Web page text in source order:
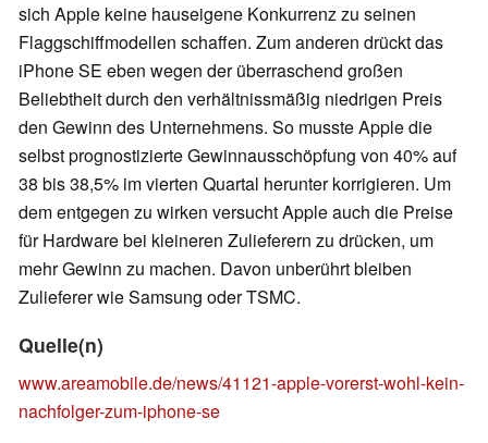
sich Apple keine hauseigene Konkurrenz zu seinen
Flaggschiffmodellen schaffen. Zum anderen drückt das
iPhone SE eben wegen der überraschend großen
Beliebtheit durch den verhältnissmäßig niedrigen Preis
den Gewinn des Unternehmens. So musste Apple die
selbst prognostizierte Gewinnausschöpfung von 40% auf
38 bis 38,5% im vierten Quartal herunter korrigieren. Um
dem entgegen zu wirken versucht Apple auch die Preise
für Hardware bei kleineren Zulieferern zu drücken, um
mehr Gewinn zu machen. Davon unberührt bleiben
Zulieferer wie Samsung oder TSMC.
Quelle(n)
www.areamobile.de/news/41121-apple-vorerst-wohl-kein-
nachfolger-zum-iphone-se